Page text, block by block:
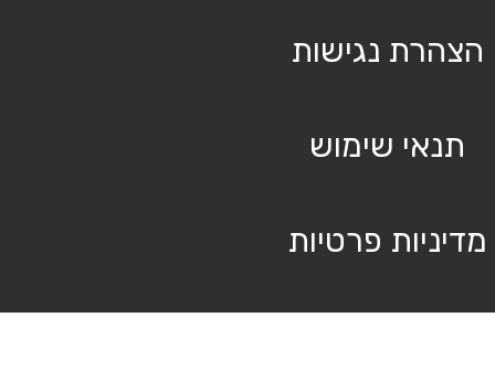
הצהרת נגישות
תנאי שימוש
מדיניות פרטיות